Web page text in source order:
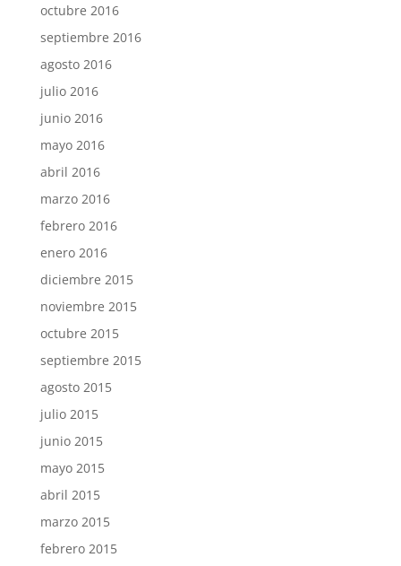
octubre 2016
septiembre 2016
agosto 2016
julio 2016
junio 2016
mayo 2016
abril 2016
marzo 2016
febrero 2016
enero 2016
diciembre 2015
noviembre 2015
octubre 2015
septiembre 2015
agosto 2015
julio 2015
junio 2015
mayo 2015
abril 2015
marzo 2015
febrero 2015